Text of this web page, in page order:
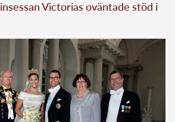
Victorias oväntade stöd i